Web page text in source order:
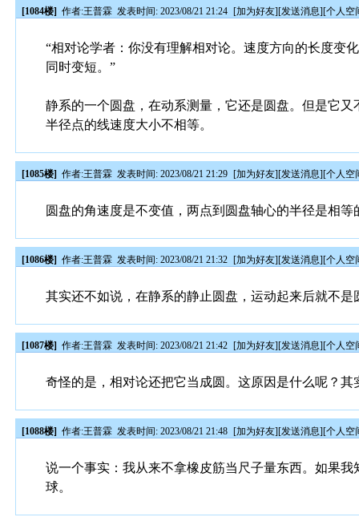
[1084楼] 作者:王普霖 发表时间: 2023/08/21 21:24 [加为好友][发送消息][个人空
“相对论学者：你没有理解相对论。速度方向的长度变
同时变短。”
静系的一个圆盘，在动系测量，它还是圆盘。但是它
半径点的线速度大小不相等。
[1085楼] 作者:王普霖 发表时间: 2023/08/21 21:29 [加为好友][发送消息][个人空
圆盘的角速度是不变值，两点到圆盘轴心的半径是相
[1086楼] 作者:王普霖 发表时间: 2023/08/21 21:32 [加为好友][发送消息][个人空
其实还不如说，在静系的静止圆盘，运动起来后就不是
[1087楼] 作者:王普霖 发表时间: 2023/08/21 21:42 [加为好友][发送消息][个人空
奇怪的是，相对论还把它当成圆。这原因是什么呢？其
[1088楼] 作者:王普霖 发表时间: 2023/08/21 21:48 [加为好友][发送消息][个人空
说一个事实：我从来不拿橡皮筋当尺子量东西。如果
球。